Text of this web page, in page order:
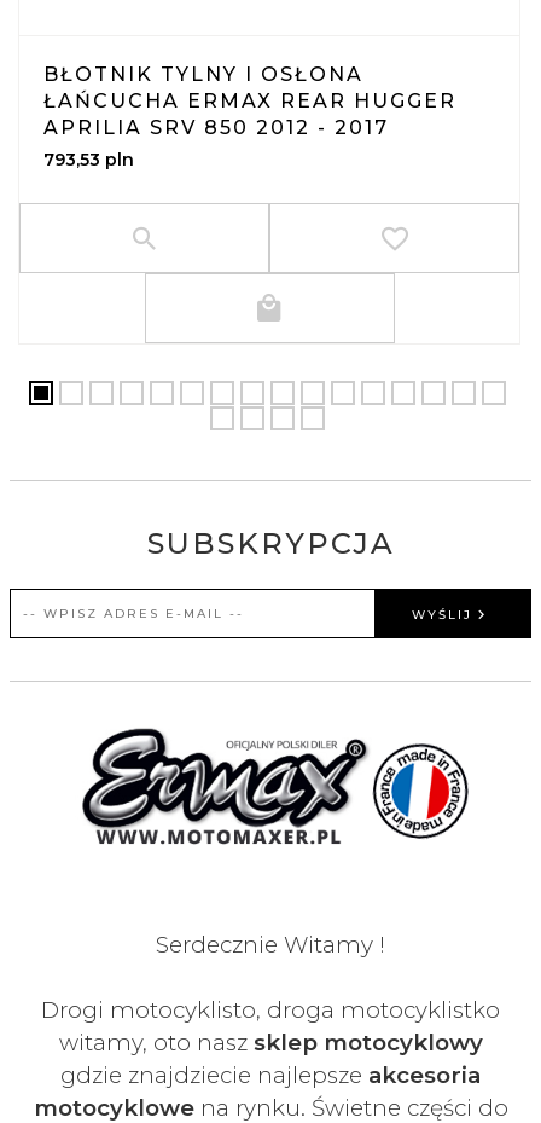
BŁOTNIK TYLNY I OSŁONA
ŁAŃCUCHA ERMAX REAR HUGGER
APRILIA SRV 850 2012 - 2017
793,53 pln
SUBSKRYPCJA
WYŚLIJ
Serdecznie Witamy !
Drogi motocyklisto, droga motocyklistko
witamy, oto nasz sklep motocyklowy
gdzie znajdziecie najlepsze akcesoria
motocyklowena rynku. Świetne części do